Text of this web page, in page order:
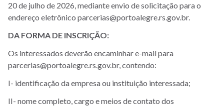
20 de julho de 2026, mediante envio de solicitação para o
endereço eletrônico parcerias@portoalegre.rs.gov.br.
DA FORMA DE INSCRIÇÃO:
Os interessados deverão encaminhar e-mail para
parcerias@portoalegre.rs.gov.br, contendo:
I- identificação da empresa ou instituição interessada;
II- nome completo, cargo e meios de contato dos